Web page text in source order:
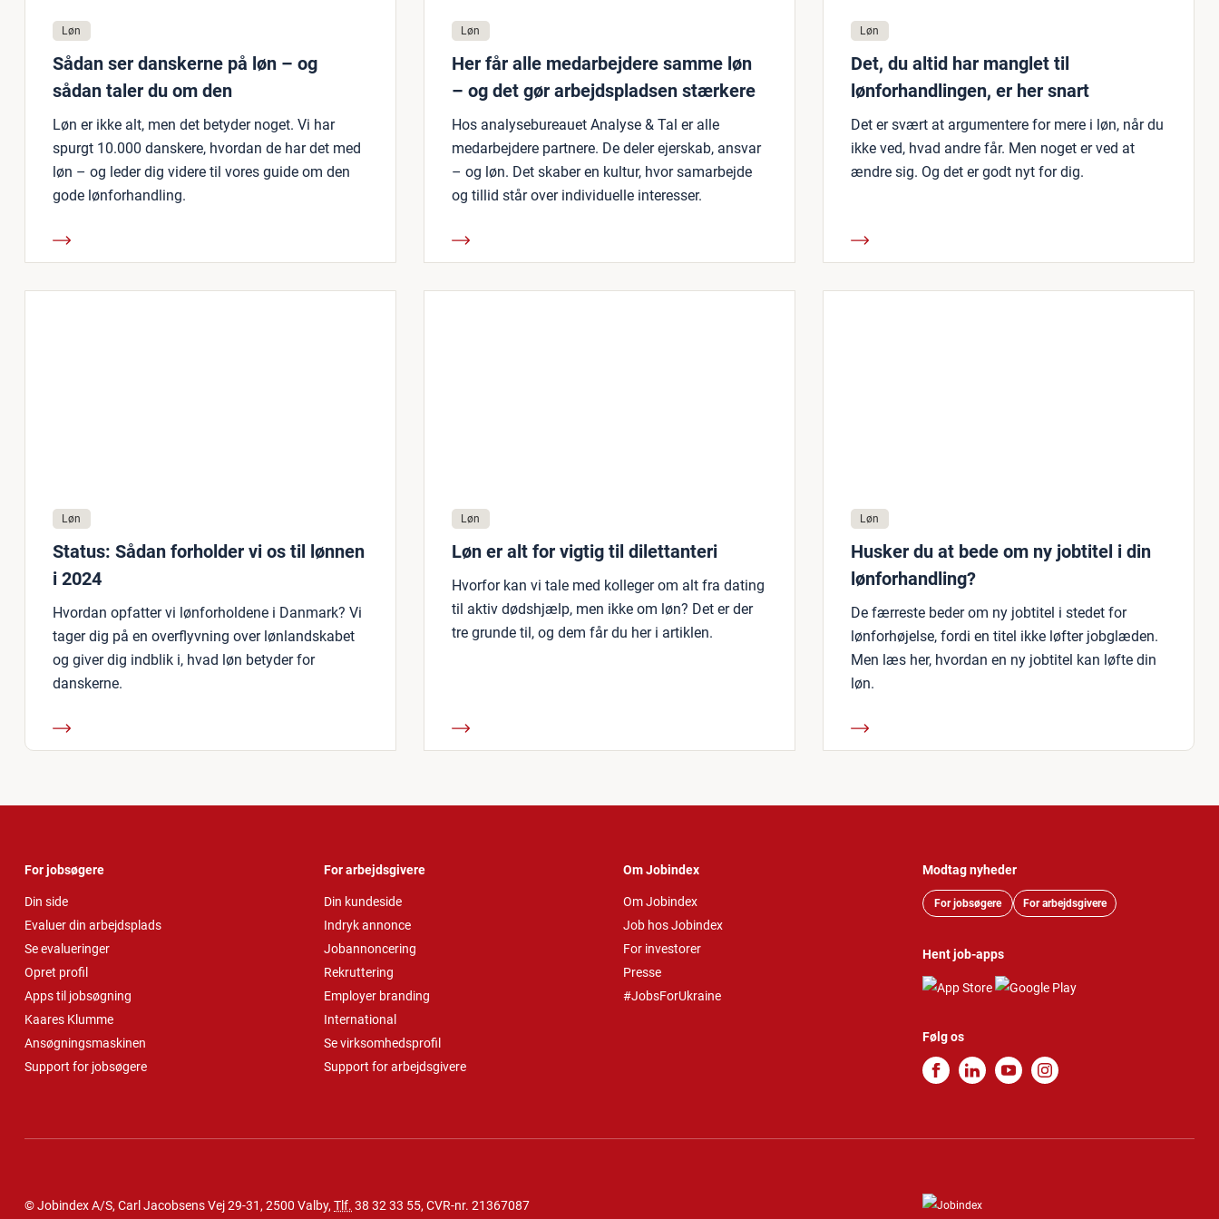
Løn
Sådan ser danskerne på løn – og
sådan taler du om den
Løn er ikke alt, men det betyder noget. Vi har
spurgt 10.000 danskere, hvordan de har det med
løn – og leder dig videre til vores guide om den
gode lønforhandling.
Løn
Her får alle medarbejdere samme løn
– og det gør arbejdspladsen stærkere
Hos analysebureauet Analyse & Tal er alle
medarbejdere partnere. De deler ejerskab, ansvar
– og løn. Det skaber en kultur, hvor samarbejde
og tillid står over individuelle interesser.
Løn
Det, du altid har manglet til
lønforhandlingen, er her snart
Det er svært at argumentere for mere i løn, når du
ikke ved, hvad andre får. Men noget er ved at
ændre sig. Og det er godt nyt for dig.
Løn
Status: Sådan forholder vi os til lønnen
i 2024
Hvordan opfatter vi lønforholdene i Danmark? Vi
tager dig på en overflyvning over lønlandskabet
og giver dig indblik i, hvad løn betyder for
danskerne.
Løn
Løn er alt for vigtig til dilettanteri
Hvorfor kan vi tale med kolleger om alt fra dating
til aktiv dødshjælp, men ikke om løn? Det er der
tre grunde til, og dem får du her i artiklen.
Løn
Husker du at bede om ny jobtitel i din
lønforhandling?
De færreste beder om ny jobtitel i stedet for
lønforhøjelse, fordi en titel ikke løfter jobglæden.
Men læs her, hvordan en ny jobtitel kan løfte din
løn.
For jobsøgere
Din side
Evaluer din arbejdsplads
Se evalueringer
Opret profil
Apps til jobsøgning
Kaares Klumme
Ansøgningsmaskinen
Support for jobsøgere
For arbejdsgivere
Din kundeside
Indryk annonce
Jobannoncering
Rekruttering
Employer branding
International
Se virksomhedsprofil
Support for arbejdsgivere
Om Jobindex
Om Jobindex
Job hos Jobindex
For investorer
Presse
#JobsForUkraine
Modtag nyheder
For jobsøgere For arbejdsgivere
Hent job-apps
Følg os
© Jobindex A/S, Carl Jacobsens Vej 29-31, 2500 Valby, Tlf. 38 32 33 55, CVR-nr. 21367087